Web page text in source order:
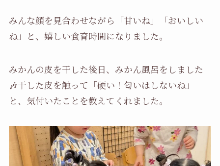
みんな顔を見合わせながら「甘いね」「おいしい
ね」と、嬉しい食育時間になりました。
みかんの皮を干した後日、みかん風呂をしました
🎶干した皮を触って「硬い！匂いはしないね」
と、気付いたことを教えてくれました。